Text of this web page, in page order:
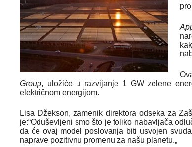
Group, uložiće u razvijanje 1 GW zelene
električnom energijom.
Lisa Džekson, zamenik direktora odseka za
je:“Oduševljeni smo što je toliko nabavljača
da će ovaj model poslovanja biti usvojen
naprave pozitivnu promenu za našu planetu.„